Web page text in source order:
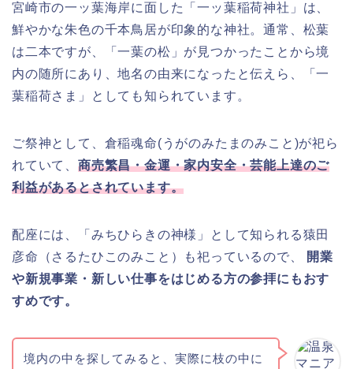
宮崎市の一ッ葉海岸に面した「一ッ葉稲荷神社」は、
鮮やかな朱色の千本鳥居が印象的な神社。通常、松葉
は二本ですが、「一葉の松」が見つかったことから境
内の随所にあり、地名の由来になったと伝えら、「一
葉稲荷さま」としても知られています。
ご祭神として、倉稲魂命(うがのみたまのみこと)が祀ら
れていて、 商売繁昌・金運・家内安全・芸能上達のご
利益があるとされています。
配座には、「みちひらきの神様」として知られる猿田
彦命（さるたひこのみこと）も祀っているので、 開業
や新規事業・新しい仕事をはじめる方の参拝にもおす
すめです。
境内の中を探してみると、実際に枝の中に